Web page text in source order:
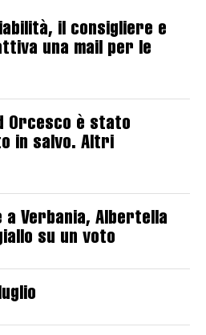
il consigliere e
una mail per le
Orcesco è stato
in salvo. Altri
a Verbania, Albertella
su un voto